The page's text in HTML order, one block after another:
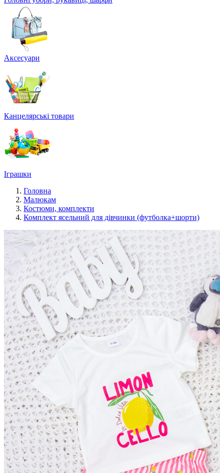
Аксесуари
Канцелярські товари
Іграшки
Головна
Малюкам
Костюми, комплекти
Комплект ясельний для дівчинки (футболка+шорти)